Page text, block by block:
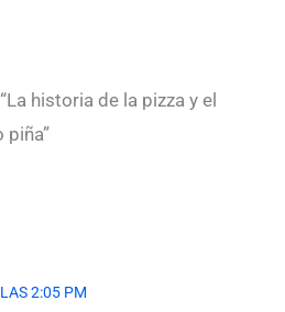
historia de la pizza y el
piña”
2:05 PM